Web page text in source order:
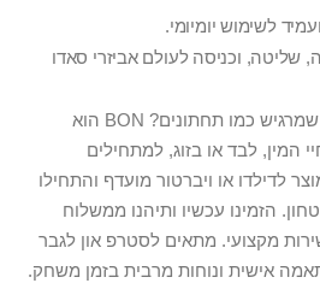
לשימוש יומיומי.
שליטה, וכניסה לעולם אביזרי סאדו
מחפשים סטרפ און איכותי שמרגיש כמו תחתונים? BON הוא
המין, לבד או בזוג, למתחילים
לדילדו או ויברטור מועדף והתחילו
הזמינו עכשיו ותיהנו ממשלוח
מקצועי. מתאים לסטרפ און לגבר
אישית ונוחות מרבית בזמן משחק.